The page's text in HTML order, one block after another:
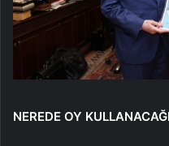
NEREDE OY